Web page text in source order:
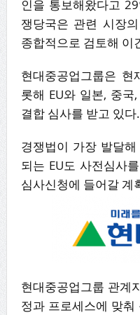
인을 통보해왔다고
쟁당국은 관련 시장
종합적으로 검토해 이
현대중공업그룹은
롯해 EU와 일본, 중
결합 심사를 받고 있다.
경쟁법이 가장 발달
되는 EU도 사전심사
심사신청에 들어갈 계
현대중공업그룹 관계
정과 프로세스에 맞